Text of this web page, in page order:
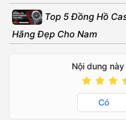
Top 5 Đồng Hồ
Hãng Đẹp Cho Nam
Nội dung
Có